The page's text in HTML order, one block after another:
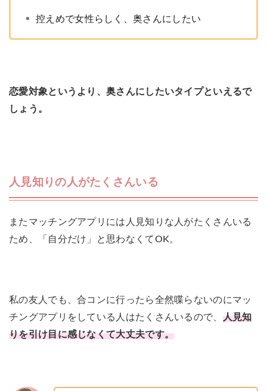
控えめで女性らしく、奥さんにしたい
恋愛対象というより、奥さんにしたいタイプといえるで
しょう。
人見知りの人がたくさんいる
またマッチングアプリには人見知りな人がたくさんいる
ため、「自分だけ」と思わなくてOK。
私の友人でも、合コンに行ったら全然喋らないのにマッ
チングアプリをしている人はたくさんいるので、 人見知
りを引け目に感じなくて大丈夫です。